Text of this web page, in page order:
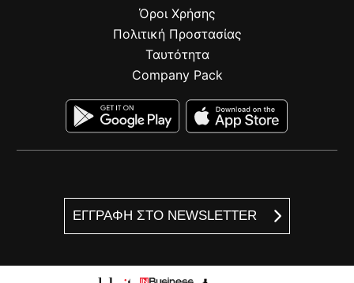
ΕΓΓΡΑΦΗ ΣΤΟ NEWSLETTER
Όροι Χρήσης
Πολιτική Προστασίας
Ταυτότητα
Company Pack